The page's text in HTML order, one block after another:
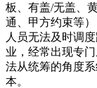
板、有盖/无盖、
通、甲方约束等
人员无法及时调
业，经常出现专
法从统筹的角度
本。